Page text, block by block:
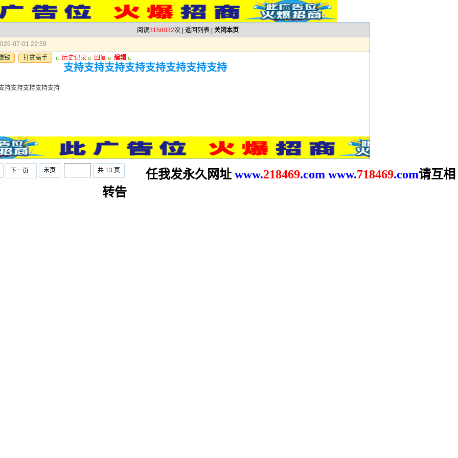
阅读3158032次 | 返回列表
关闭本页
07-01 22:59
钱
打赏高手 u 历史记录 u 回复 u 编辑 u
支持支持支持支持支持支持支持支持
持支持支持支持支持
下一页 末页 共 13 页 任我发永久网址 www.218469.com www.718469.com请互相
转告